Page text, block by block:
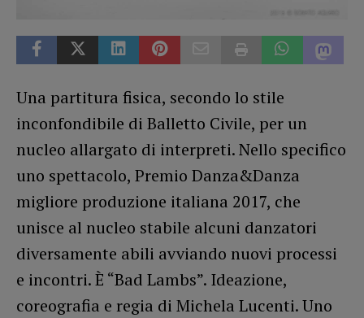
Una partitura fisica, secondo lo stile
inconfondibile di Balletto Civile, per un
nucleo allargato di interpreti. Nello specifico
uno spettacolo, Premio Danza&Danza
migliore produzione italiana 2017, che
unisce al nucleo stabile alcuni danzatori
diversamente abili avviando nuovi processi
e incontri. È “Bad Lambs”. Ideazione,
coreografia e regia di Michela Lucenti. Uno